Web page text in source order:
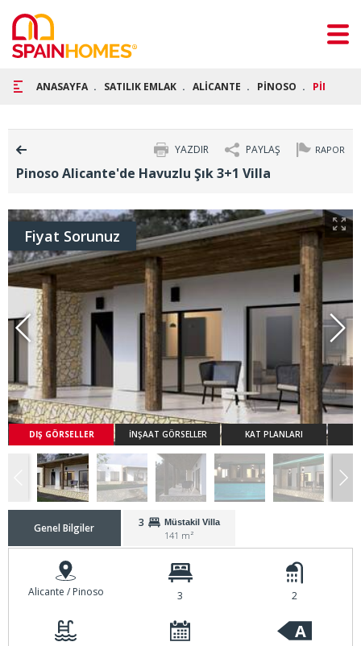
ANASAYFA SATILIK EMLAK ALİCANTE PİNOSO PİNOSO
RAPOR
PAYLAŞ
YAZDIR
Pinoso Alicante'de Havuzlu Şık 3+1 Villa
Fiyat Sorunuz
DIŞ GÖRSELLER İNŞAAT GÖRSELLER KAT PLANLARI
Genel Bilgiler 3 Müstakil Villa
141 m²
Alicante / Pinoso 3 2
A